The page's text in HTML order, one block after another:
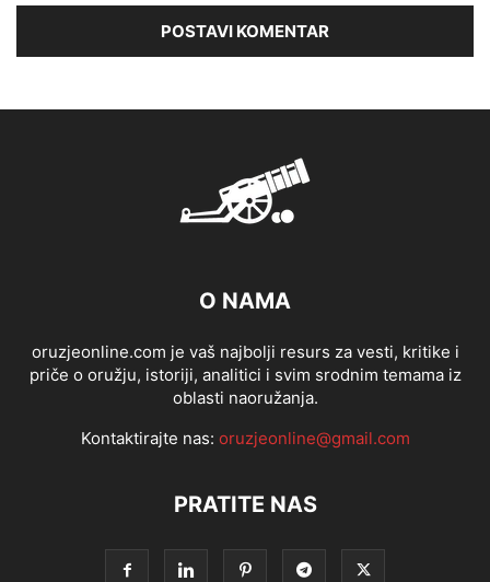
O NAMA
oruzjeonline.com je vaš najbolji resurs za vesti, kritike i
priče o oružju, istoriji, analitici i svim srodnim temama iz
oblasti naoružanja.
Kontaktirajte nas: oruzjeonline@gmail.com
PRATITE NAS